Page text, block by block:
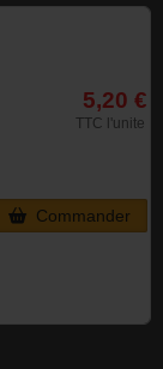
5,20 €
TTC l'unite
Commander